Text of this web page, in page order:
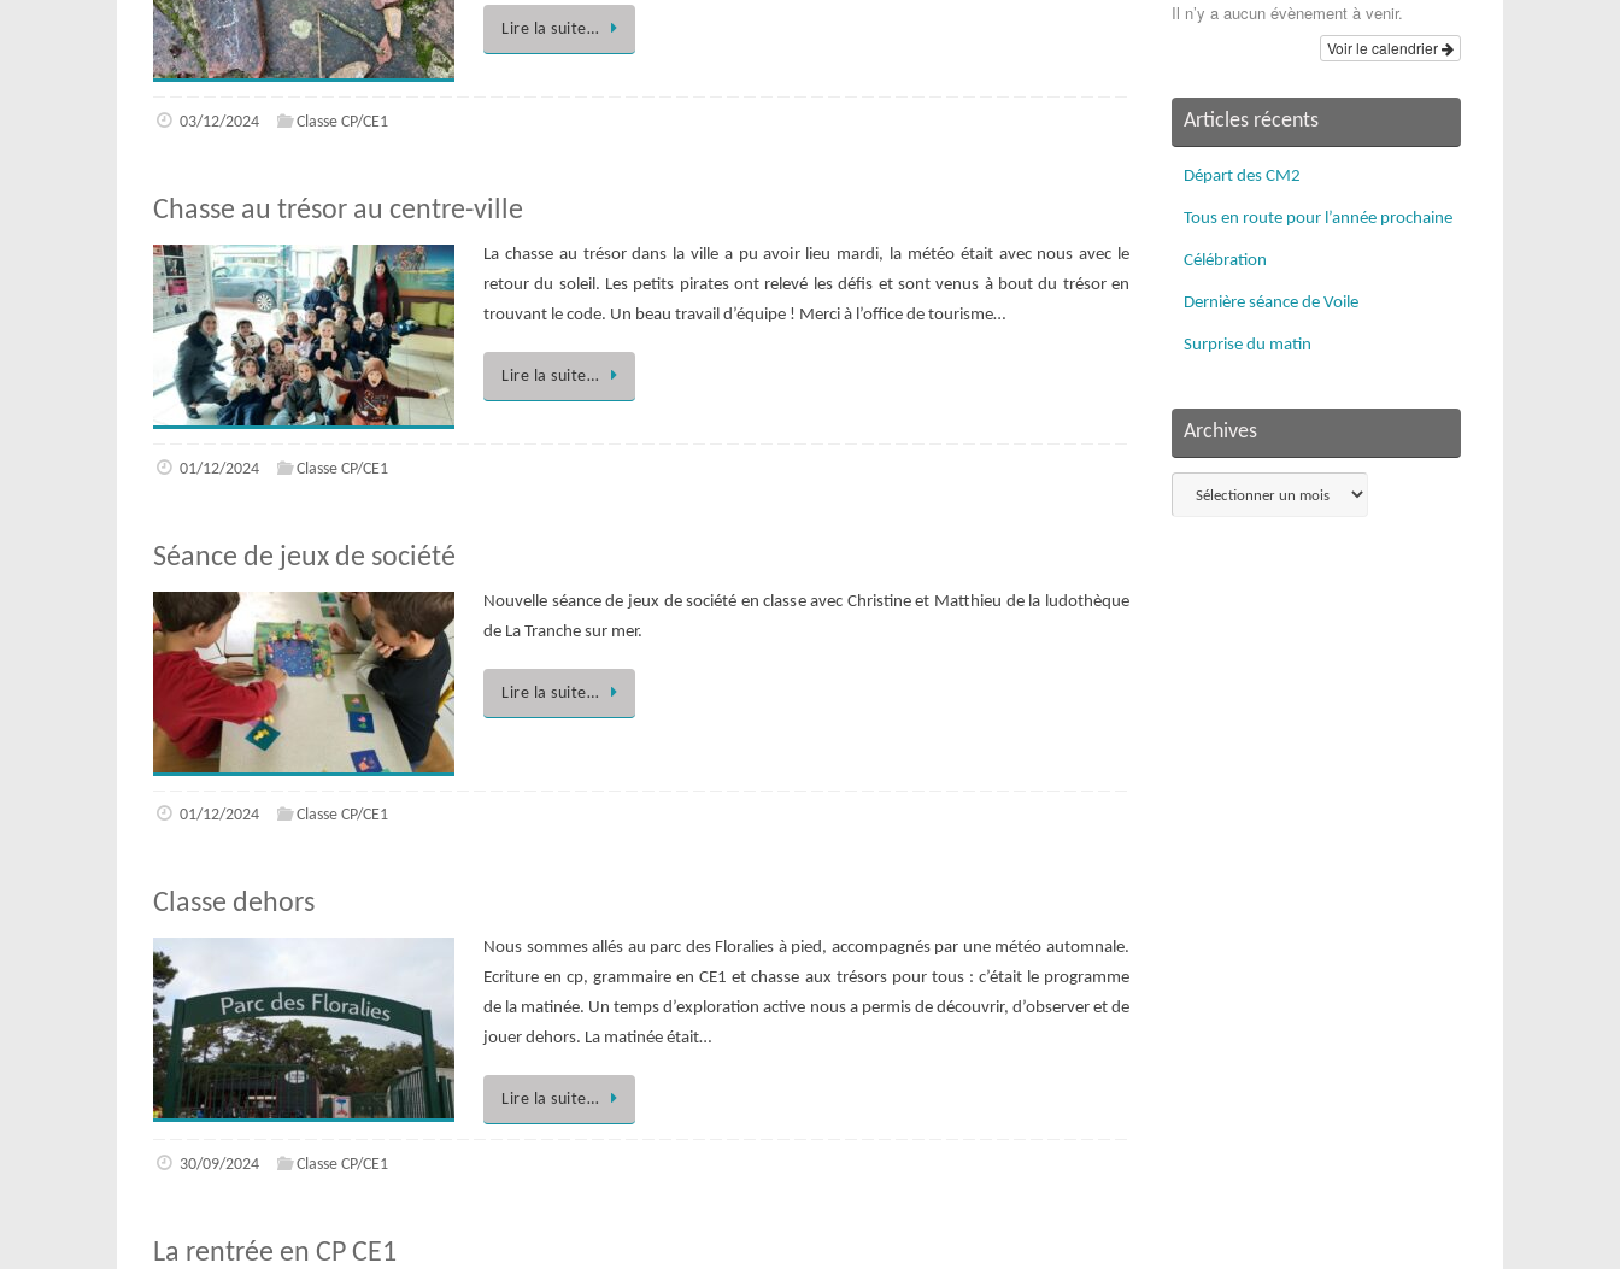
Lire la suite…
03/12/2024 Classe CP/CE1
Chasse au trésor au centre-ville
La chasse au trésor dans la ville a pu avoir lieu mardi, la météo était avec nous avec le
retour du soleil. Les petits pirates ont relevé les défis et sont venus à bout du trésor en
trouvant le code. Un beau travail d’équipe ! Merci à l’office de tourisme…
Lire la suite…
01/12/2024 Classe CP/CE1
Séance de jeux de société
Nouvelle séance de jeux de société en classe avec Christine et Matthieu de la ludothèque
de La Tranche sur mer.
Lire la suite…
01/12/2024 Classe CP/CE1
Classe dehors
Nous sommes allés au parc des Floralies à pied, accompagnés par une météo automnale.
Ecriture en cp, grammaire en CE1 et chasse aux trésors pour tous : c’était le programme
de la matinée. Un temps d’exploration active nous a permis de découvrir, d’observer et de
jouer dehors. La matinée était…
Lire la suite…
30/09/2024 Classe CP/CE1
La rentrée en CP CE1
Il n’y a aucun évènement à venir.
Voir le calendrier
Articles récents
Départ des CM2
Tous en route pour l’année prochaine
Célébration
Dernière séance de Voile
Surprise du matin
Archives
Archives